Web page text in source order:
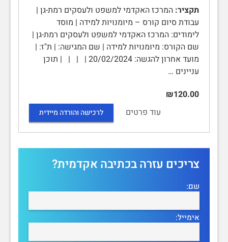
תקציר: המרכז האקדמי למשפט ולעסקים רמת-גן |
עבודת סיום קורס – מיומנויות למידה | מוסד
לימודים: המרכז האקדמי למשפט ולעסקים רמת-גן |
שם הקורס: מיומנויות למידה | שם המגישה: | ת"ז: |
מועד אחרון להגשה: 20/02/2024 | | | | תוכן
עניינים …
₪120.00
עוד פרטים
לרכישה והורדה מיידית
צריכים עזרה בכתיבה אקדמית?
שם:
אימייל: